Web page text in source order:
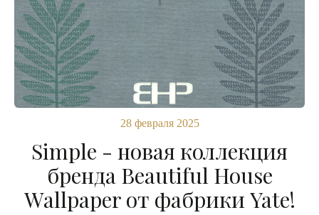
28 февраля 2025
Simple - новая коллекция
бренда Beautiful House
Wallpaper от фабрики Yate!